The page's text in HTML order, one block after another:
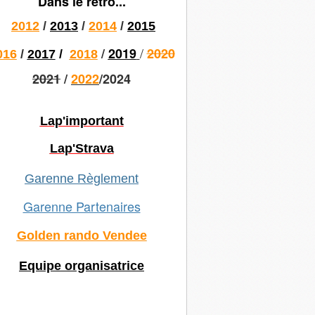
2012 / 2013 / 2014 / 2015
/ 2017/ 2018 / 2019 /2020
2021/2022/2024
Lap'important
Lap'Strava
Garenne Règlement
Garenne Partenaires
Golden rando Vendee
Equipe organisatrice